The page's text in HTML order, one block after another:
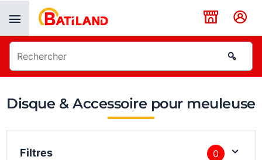
Disque & Accessoire pour meuleuse
Filtres 0
Panneau de gestion des cookies